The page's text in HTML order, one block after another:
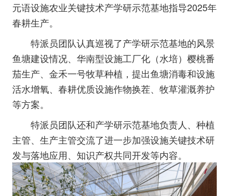
元语设施农业关键技术产学研示范基地指导2025年
春耕生产。
特派员团队认真巡视了产学研示范基地的风景
鱼塘建设情况、华南型设施工厂化（水培）樱桃番
茄生产、金禾一号牧草种植，提出鱼塘消毒和设施
活水增氧、春耕优质设施作物换茬、牧草灌溉养护
等方案。
特派员团队还和产学研示范基地负责人、种植
主管、生产主管交流了进一步加强设施关键技术研
发与落地应用、知识产权共同开发等内容。